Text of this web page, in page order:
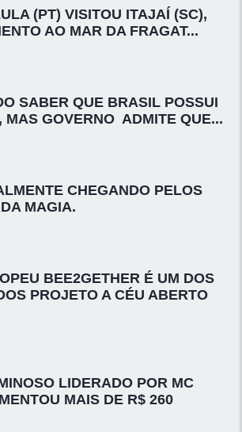
(PT) VISITOU ITAJAÍ (SC),
AO MAR DA FRAGAT...
SABER QUE BRASIL POSSUI
MAS GOVERNO ADMITE QUE...
CHEGANDO PELOS
MAGIA.
BEE2GETHER É UM DOS
PROJETO A CÉU ABERTO
LIDERADO POR MC
MAIS DE R$ 260